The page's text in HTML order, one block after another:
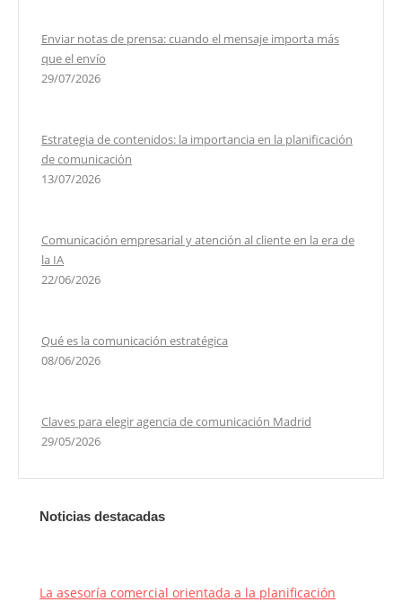
Enviar notas de prensa: cuando el mensaje importa más
que el envío
29/07/2026
Estrategia de contenidos: la importancia en la planificación
de comunicación
13/07/2026
Comunicación empresarial y atención al cliente en la era de
la IA
22/06/2026
Qué es la comunicación estratégica
08/06/2026
Claves para elegir agencia de comunicación Madrid
29/05/2026
Noticias destacadas
La asesoría comercial orientada a la planificación